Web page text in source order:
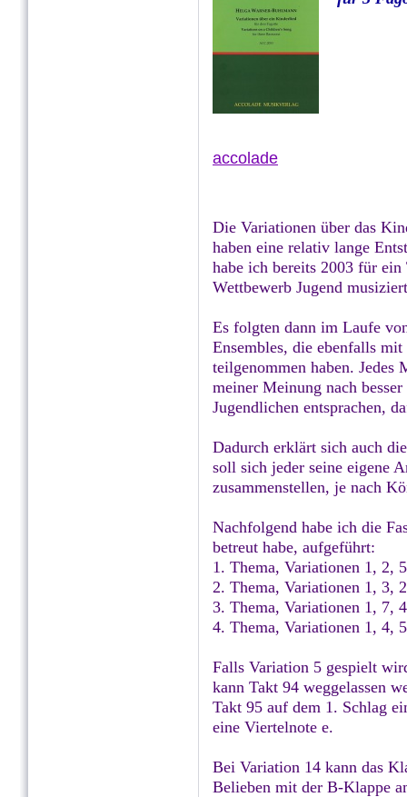
accolade
Die Variationen über das
haben eine relativ lange
habe ich bereits 2003 für
Wettbewerb Jugend
Es folgten dann im Laufe
Ensembles, die ebenfalls
teilgenommen haben. Jedes
meiner Meinung nach
Jugendlichen entsprachen,
Dadurch erklärt sich auch
soll sich jeder seine eigene
zusammenstellen, je nach
Nachfolgend habe ich die
betreut habe, aufgeführt:
1. Thema, Variationen 1, 2,
2. Thema, Variationen 1, 3,
3. Thema, Variationen 1, 7,
4. Thema, Variationen 1, 4,
Falls Variation 5 gespielt
kann Takt 94 weggelassen
Takt 95 auf dem 1. Schlag
eine Viertelnote e.
Bei Variation 14 kann das
Belieben mit der B-Klappe